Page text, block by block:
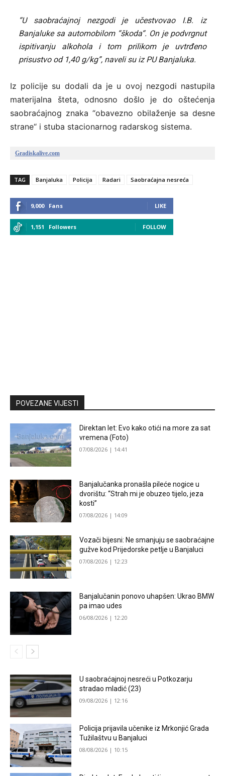
“U saobraćajnoj nezgodi je učestvovao I.B. iz
Banjaluke sa automobilom “škoda“. On je podvrgnut
ispitivanju alkohola i tom prilikom je uvtrđeno
prisustvo od 1,40 g/kg”, naveli su iz PU Banjaluka.
Iz policije su dodali da je u ovoj nezgodi nastupila
materijalna šteta, odnosno došlo je do oštećenja
saobraćajnog znaka “obavezno obilaženje sa desne
strane“ i stuba stacionarnog radarskog sistema.
Gradiskalive.com
TAG Banjaluka Policija Radari Saobraćajna nesreća
9,000 Fans LIKE
1,151 Followers FOLLOW
POVEZANE VIJESTI
Direktan let: Evo kako otići na more za sat
vremena (Foto)
07/08/2026 | 14:41
Banjalučanka pronašla pileće nogice u
dvorištu: “Strah mi je obuzeo tijelo, jeza
kosti”
07/08/2026 | 14:09
Vozači bijesni: Ne smanjuju se saobraćajne
gužve kod Prijedorske petlje u Banjaluci
07/08/2026 | 12:23
Banjalučanin ponovo uhapšen: Ukrao BMW
pa imao udes
06/08/2026 | 12:20
U saobraćajnoj nesreći u Potkozarju
stradao mladić (23)
09/08/2026 | 12:16
Policija prijavila učenike iz Mrkonjić Grada
Tužilaštvu u Banjaluci
08/08/2026 | 10:15